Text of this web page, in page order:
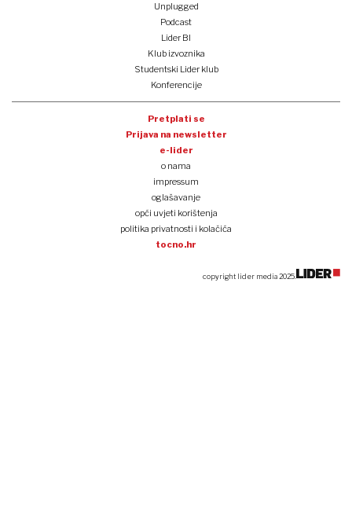
Unplugged
Podcast
Lider BI
Klub izvoznika
Studentski Lider klub
Konferencije
Pretplati se
Prijava na newsletter
e-lider
o nama
impressum
oglašavanje
opći uvjeti korištenja
politika privatnosti i kolačića
tocno.hr
copyright lider media 2025.